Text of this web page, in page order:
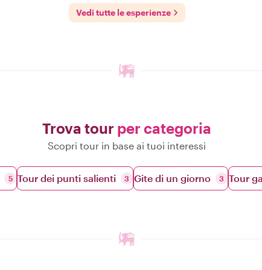
Vedi tutte le esperienze
Trova tour per categoria
Scopri tour in base ai tuoi interessi
5 Tour dei punti salienti 3 Gite di un giorno 3 Tour